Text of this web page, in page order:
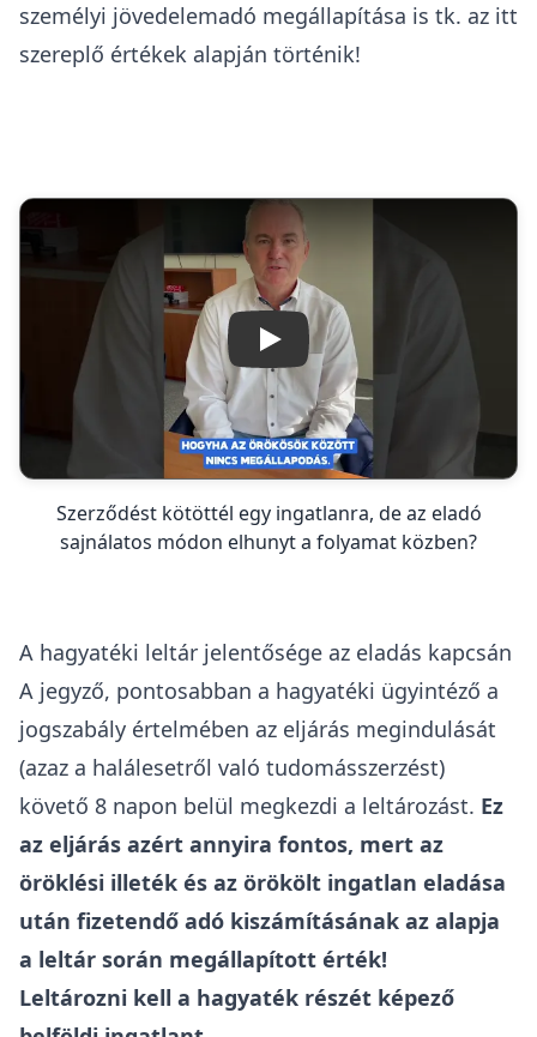
személyi jövedelemadó megállapítása is tk. az itt
szereplő értékek alapján történik!
Lejátszás
Szerződést kötöttél egy ingatlanra, de az eladó
sajnálatos módon elhunyt a folyamat közben?
A hagyatéki leltár jelentősége az eladás kapcsán
A jegyző, pontosabban a hagyatéki ügyintéző a
jogszabály értelmében az eljárás megindulását
(azaz a halálesetről való tudomásszerzést)
követő 8 napon belül megkezdi a leltározást. Ez
az eljárás azért annyira fontos, mert az
öröklési illeték és az örökölt ingatlan eladása
után fizetendő adó kiszámításának az alapja
a leltár során megállapított érték!
Leltározni kell a hagyaték részét képező